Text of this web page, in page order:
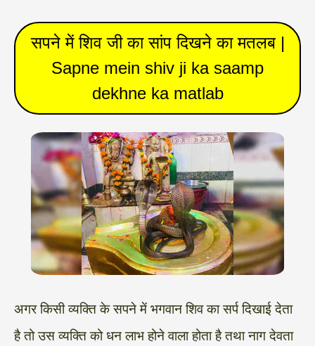
सपने में शिव जी का सांप दिखने का मतलब |
Sapne mein shiv ji ka saamp
dekhne ka matlab
अगर किसी व्यक्ति के सपने में भगवान शिव का सर्प दिखाई देता
है तो उस व्यक्ति को धन लाभ होने वाला होता है तथा नाग देवता